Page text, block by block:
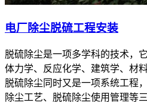
电厂除尘脱硫工程安装
脱硫除尘是一项多学科的技术，
体力学、反应化学、建筑学、材
脱硫除尘同时又是一项系统工程
除尘工艺、脱硫除尘使用管理等